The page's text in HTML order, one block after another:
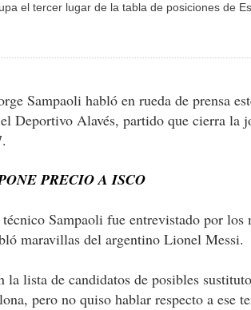
el tercer lugar de la tabla de posiciones de
Sampaoli habló en rueda de prensa
Deportivo Alavés, partido que cierra la
PRECIO A ISCO
Sampaoli fue entrevistado por los
maravillas del argentino Lionel Messi.
la lista de candidatos de posibles
pero no quiso hablar respecto a ese